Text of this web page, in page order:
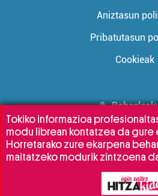
Aniztasun
Pribatutasun
Cookieak
Babesleak:
Tokiko informazioa
modu librean kontatzea da gure
Horretarako zure ekarpena
maitatzeko modurik zintzoena